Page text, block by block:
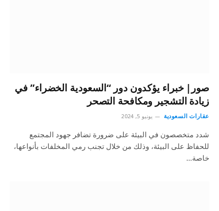
صور| خبراء يؤكدون دور “السعودية الخضراء” في
زيادة التشجير ومكافحة التصحر
عقارات السعودية يونيو 5, 2024
شدد متخصصون في البيئة على ضرورة تضافر جهود المجتمع
للحفاظ على البيئة، وذلك من خلال تجنب رمي المخلفات بأنواعها،
خاصة…